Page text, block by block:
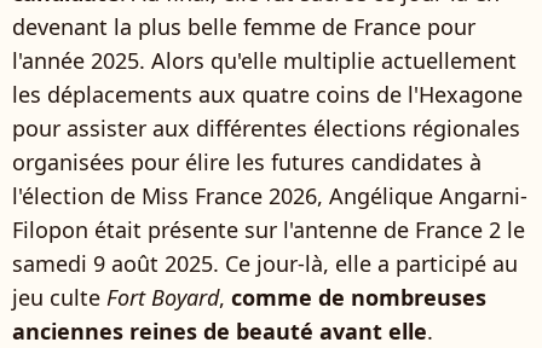
devenant la plus belle femme de France pour
l'année 2025. Alors qu'elle multiplie actuellement
les déplacements aux quatre coins de l'Hexagone
pour assister aux différentes élections régionales
organisées pour élire les futures candidates à
l'élection de Miss France 2026, Angélique Angarni-
Filopon était présente sur l'antenne de France 2 le
samedi 9 août 2025. Ce jour-là, elle a participé au
jeu culte Fort Boyard, comme de nombreuses
anciennes reines de beauté avant elle.